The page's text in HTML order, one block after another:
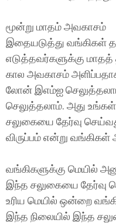
மூன்று மாதம் அவகாசம்
இதையடுத்து வங்கிகள்
எடுத்தவர்களுக்கு
கால அவகாசம்
லோன் இஎம்ஐ
செலுத்தலாம். அது
சலுகையை தேர்வு
விருப்பம் என்று வங்கிகள்
வங்கிகளுக்கு மெயில்
இந்த சலுகையை தேர்வு
உரிய மெயில் ஒன்றை
இந்த நிலையில் இந்த